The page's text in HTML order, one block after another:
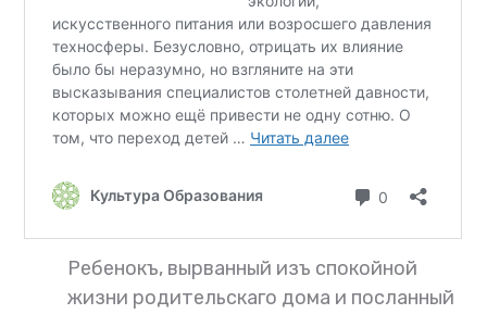
Ребенокъ, вырванный изъ спокойной
жизни родительскаго дома и посланный